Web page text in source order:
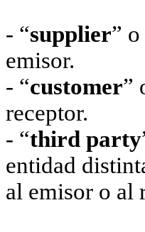
- “supplier” o
emisor.
- “customer”
receptor.
- “third party
entidad
al emisor o al